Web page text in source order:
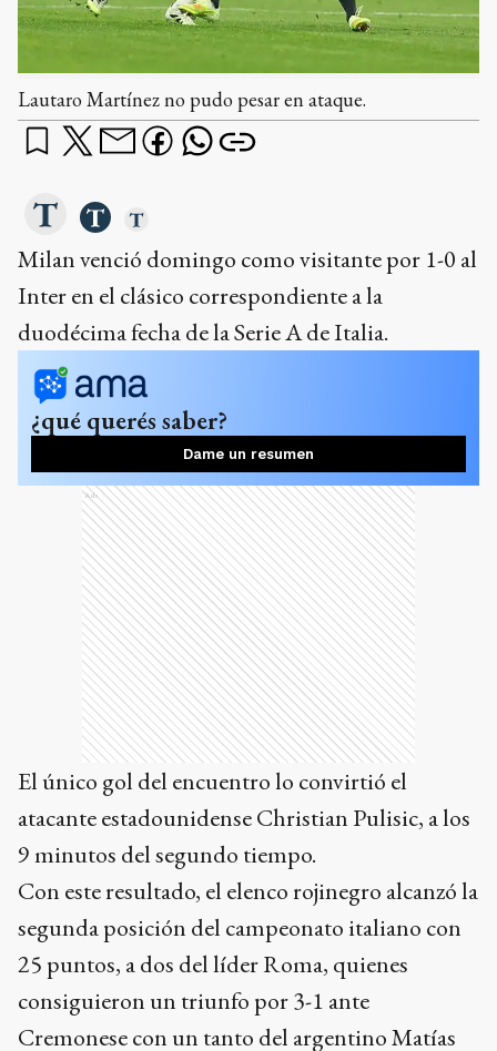
Lautaro Martínez no pudo pesar en ataque.
Milan venció domingo como visitante por 1-0 al
Inter en el clásico correspondiente a la
duodécima fecha de la Serie A de Italia.
¿qué querés saber?
Dame un resumen
Ads
El único gol del encuentro lo convirtió el
atacante estadounidense Christian Pulisic, a los
9 minutos del segundo tiempo.
Con este resultado, el elenco rojinegro alcanzó la
segunda posición del campeonato italiano con
25 puntos, a dos del líder Roma, quienes
consiguieron un triunfo por 3-1 ante
Cremonese con un tanto del argentino Matías